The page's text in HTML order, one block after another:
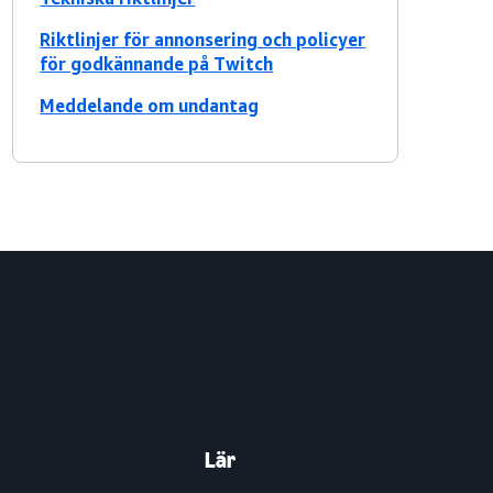
Riktlinjer för annonsering och policyer
för godkännande på Twitch
Meddelande om undantag
Lär